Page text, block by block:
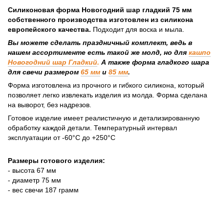
Силиконовая форма Новогодний шар гладкий 75 мм
собственного производства изготовлен из силикона
европейского качества. Подходит для воска и мыла.
Вы можете сделать праздничный комплект, ведь в
нашем ассортименте есть такой же молд, но для кашпо
Новогодний шар Гладкий. А также форма гладкого шара
для свечи размером 65 мм и 85 мм.
Форма изготовлена из прочного и гибкого силикона, который
позволяет легко извлекать изделия из молда. Форма сделана
на выворот, без надрезов.
Готовое изделие имеет реалистичную и детализированную
обработку каждой детали. Температурный интервал
эксплуатации от -60°C до +250°C
Размеры готового изделия:
- высота 67 мм
- диаметр 75 мм
- вес свечи 187 грамм